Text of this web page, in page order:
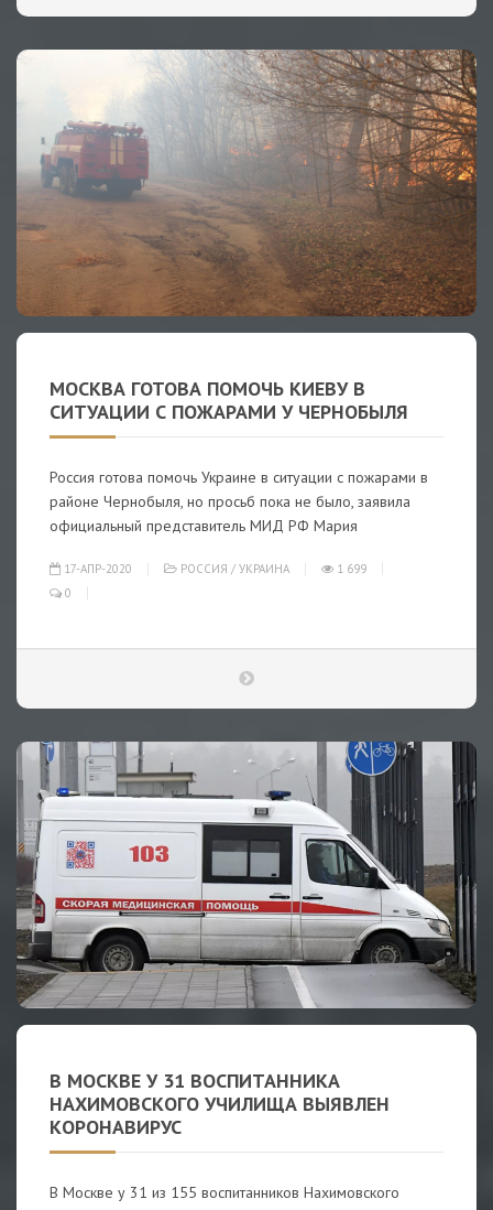
МОСКВА ГОТОВА ПОМОЧЬ КИЕВУ В
СИТУАЦИИ С ПОЖАРАМИ У ЧЕРНОБЫЛЯ
Россия готова помочь Украине в ситуации с пожарами в
районе Чернобыля, но просьб пока не было, заявила
официальный представитель МИД РФ Мария
17-АПР-2020 РОССИЯ / УКРАИНА
1 699
0
В МОСКВЕ У 31 ВОСПИТАННИКА
НАХИМОВСКОГО УЧИЛИЩА ВЫЯВЛЕН
КОРОНАВИРУС
В Москве у 31 из 155 воспитанников Нахимовского